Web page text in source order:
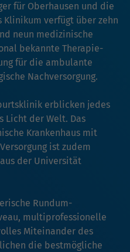
für Oberhausen und die
Klinikum verfügt über zehn
neun medizinische
bekannte Therapie-
für die ambulante
Nachversorgung.
erblicken jedes
Licht der Welt. Das
Krankenhaus mit
ist zudem
der Universität
Rundum-
multiprofessionelle
Miteinander des
die bestmögliche